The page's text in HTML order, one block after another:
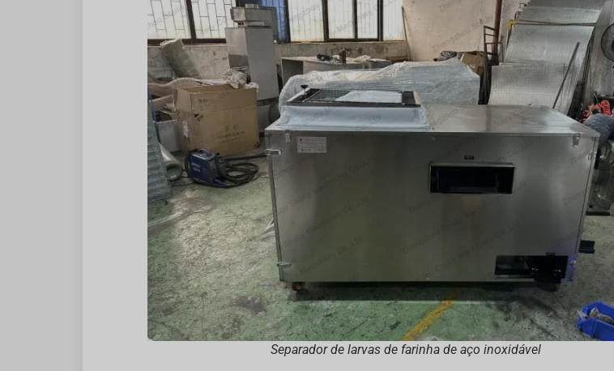
Separador de larvas de farinha de aço inoxidável